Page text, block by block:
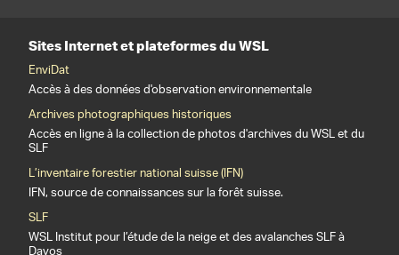
Sites Internet et plateformes du WSL
EnviDat
Accès à des données d'observation environnementale
Archives photographiques historiques
Accès en ligne à la collection de photos d'archives du WSL et du
SLF
L’inventaire forestier national suisse (IFN)
IFN, source de connaissances sur la forêt suisse.
SLF
WSL Institut pour l’étude de la neige et des avalanches SLF à